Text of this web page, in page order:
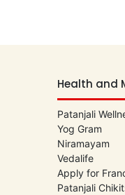
Health and
Patanjali
Yog Gram
Niramayam
Vedalife
Apply for
Patanjali